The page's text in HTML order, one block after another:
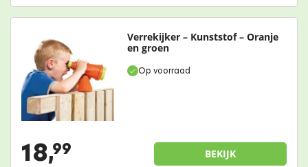
Op voorraad
Verrekijker – Kunststof – Oranje
en groen
18,99 BEKIJK